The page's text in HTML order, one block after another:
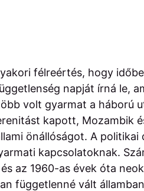
félreértés, hogy
napját írná le,
volt gyarmat a háború
kapott, Mozambik
önállóságot. A politikai
kapcsolatoknak.
az 1960-as évek óta
függetlenné vált